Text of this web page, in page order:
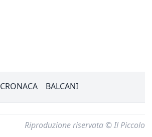
CRONACA BALCANI
Riproduzione riservata © Il Piccolo